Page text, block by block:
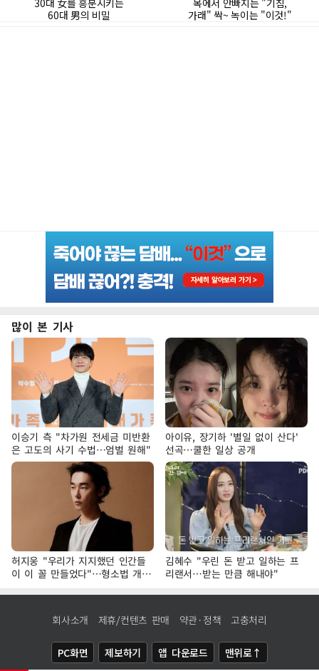
많이 본 기사
이승기 측 "차가원 전세금 미반환
은 고도의 사기 수법…엄벌 원해"
아이유, 장기하 '별일 없이 산다'
선곡…쿨한 일상 공개
허지웅 "우리가 지지했던 인간들
이 이 꼴 만들었다"…형소법 개정
에 격한 반응
김혜수 "우린 돈 받고 일하는 프
리랜서…받는 만큼 해내야"
회사소개 제휴/컨텐츠 판매 약관·정책 고충처리
PC화면 제보하기 앱 다운로드 맨위로↑